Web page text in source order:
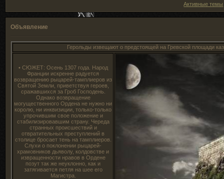
Активные темы
Объявление
Герольды извещают о предстоящей на Гревской площади казни. Один из
• СЮЖЕТ: Осень 1307 года. Народ
Франции искренне радуется
возвращению рыцарей-тамплиеров из
Святой Земли, приветствуя героев,
сражавшихся за Гроб Господень.
Однако возвращение
могущественного Ордена не нужно ни
королю, ни инквизиции, только-только
упрочившим свое положение и
стабилизировавшим страну. Череда
странных происшествий и
отвратительных преступлений в
столице бросает тень на тамплиеров.
Слухи о поклонении рыцарей-
храмовников дьяволу, колдовстве и
извращенности нравов в Ордене
позут так же неуклонно, как и
затягивается петля на шее его
Магистра.